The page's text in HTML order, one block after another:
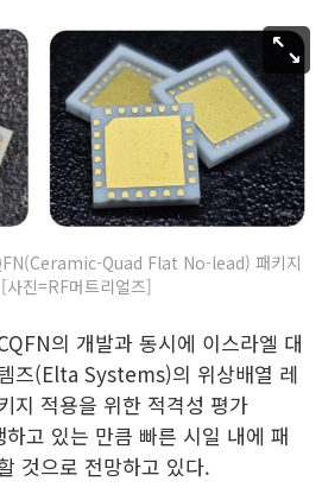
Quad Flat No-lead) 패키지
사진=RF머트리얼즈]
의 개발과 동시에 이스라엘 대
즈(Elta Systems)의 위상배열 레
지 적용을 위한 적격성 평가
고 있는 만큼 빠른 시일 내에 패
것으로 전망하고 있다.